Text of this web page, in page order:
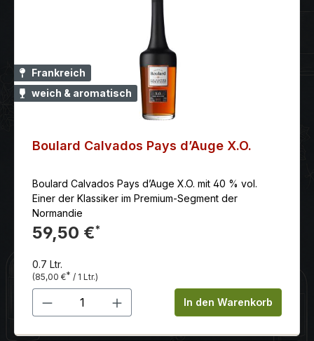
Frankreich
weich & aromatisch
Boulard Calvados Pays d’Auge X.O.
Boulard Calvados Pays d’Auge X.O. mit 40 % vol.
Einer der Klassiker im Premium-Segment der
Normandie
59,50 €*
0.7 Ltr.
(85,00 €* / 1 Ltr.)
Produkt Anzahl: Gib denIn den Warenkorb